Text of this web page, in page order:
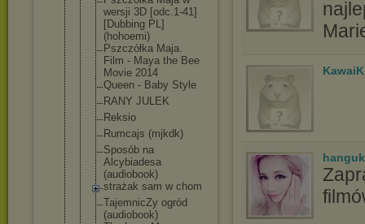
wersji 3D [odc.1-41]
[Dubbing PL]
(hohoemi)
Pszczółka Maja.
Film - Maya the Bee
Movie 2014
Queen - Baby Style
RANY JULEK
Reksio
Rumcajs (mjkdk)
Sposób na
Alcybiadesa
(audiobook)
strażak sam w chom
TajemnicZy ogród
(audiobook)